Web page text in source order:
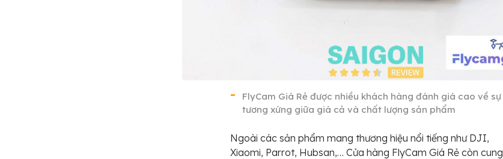
FlyCam Giá Rẻ được nhiều khách hàng đánh giá cao về sự
tương xứng giữa giá cả và chất lượng sản phẩm
Ngoài các sản phẩm mang thương hiệu nổi tiếng như DJI,
Xiaomi, Parrot, Hubsan,… Cửa hàng FlyCam Giá Rẻ còn cung